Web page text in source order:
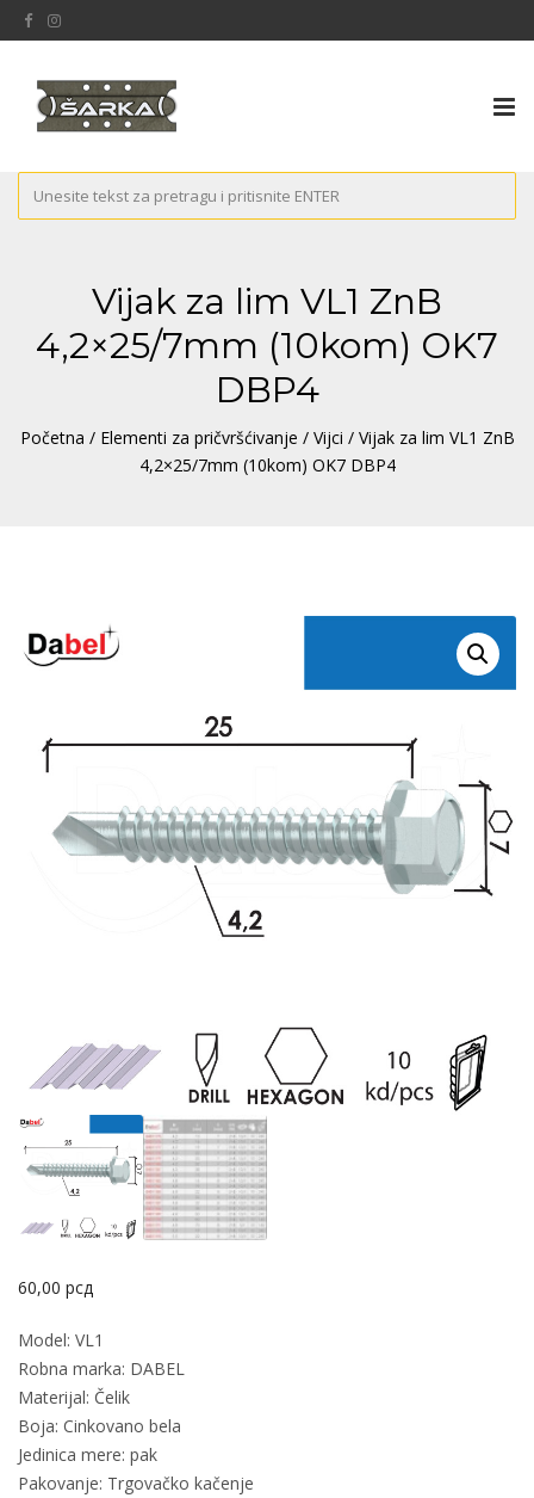
Vijak za lim VL1 ZnB
4,2×25/7mm (10kom) OK7
DBP4
Početna / Elementi za pričvršćivanje / Vijci / Vijak za lim VL1 ZnB
4,2×25/7mm (10kom) OK7 DBP4
60,00 рсд
Model: VL1
Robna marka: DABEL
Materijal: Čelik
Boja: Cinkovano bela
Jedinica mere: pak
Pakovanje: Trgovačko kačenje